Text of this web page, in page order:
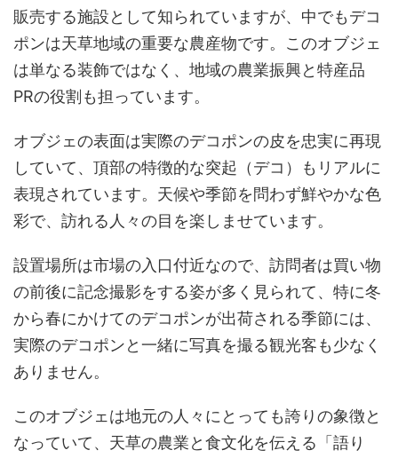
販売する施設として知られていますが、中でもデコ
ポンは天草地域の重要な農産物です。このオブジェ
は単なる装飾ではなく、地域の農業振興と特産品
PRの役割も担っています。
オブジェの表面は実際のデコポンの皮を忠実に再現
していて、頂部の特徴的な突起（デコ）もリアルに
表現されています。天候や季節を問わず鮮やかな色
彩で、訪れる人々の目を楽しませています。
設置場所は市場の入口付近なので、訪問者は買い物
の前後に記念撮影をする姿が多く見られて、特に冬
から春にかけてのデコポンが出荷される季節には、
実際のデコポンと一緒に写真を撮る観光客も少なく
ありません。
このオブジェは地元の人々にとっても誇りの象徴と
なっていて、天草の農業と食文化を伝える「語り